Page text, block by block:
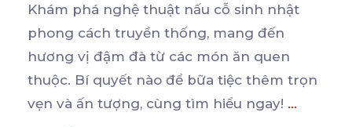
Khám phá nghệ thuật nấu cỗ sinh nhật
phong cách truyền thống, mang đến
hương vị đậm đà từ các món ăn quen
thuộc. Bí quyết nào để bữa tiệc thêm trọn
vẹn và ấn tượng, cùng tìm hiểu ngay! ...